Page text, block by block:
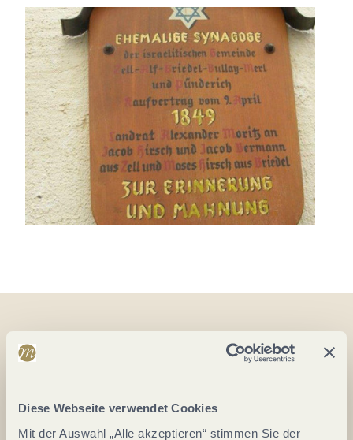
Diese Webseite verwendet Cookies
Mit der Auswahl „Alle akzeptieren“ stimmen Sie der
Auf der Karte
56856 Zell (Mosel)
DE